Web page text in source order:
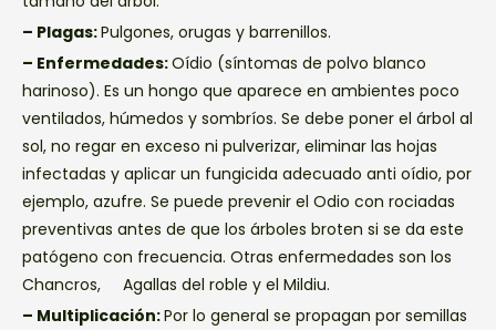
– Plagas:Pulgones, orugas y barrenillos.
– Enfermedades:Oídio (síntomas de polvo blanco
harinoso). Es un hongo que aparece en ambientes poco
ventilados, húmedos y sombríos. Se debe poner el árbol al
sol, no regar en exceso ni pulverizar, eliminar las hojas
infectadas y aplicar un fungicida adecuado anti oídio, por
ejemplo, azufre. Se puede prevenir el Odio con rociadas
preventivas antes de que los árboles broten si se da este
patógeno con frecuencia. Otras enfermedades son los
Chancros, Agallas del roble y el Mildiu.
– Multiplicación:Por lo general se propagan por semillas